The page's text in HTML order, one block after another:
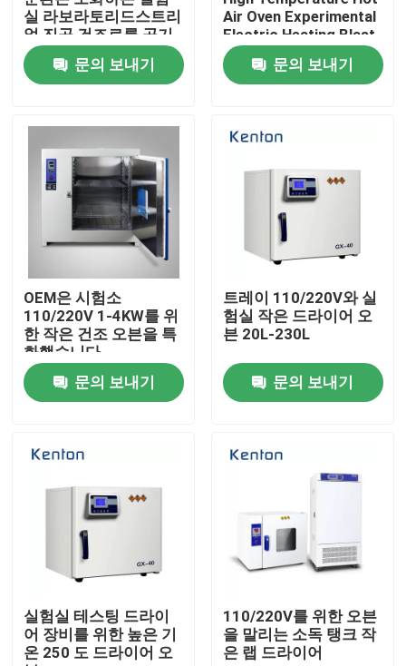
회사 소개
제품 소개
시험소 드라이어 오븐
항온 배양기
냉각 인큐베이터
내후성 챔버
실 라보라토리드스트리
얼 진공 건조로를 공기
고온을 뜨겁게 합니다
문의 보내기
Air Oven Experimental
Electric Heating Blast
ConstantTemperature
Drying Oven문의 보내기
OEM은 시험소
110/220V 1-4KW를 위
한 작은 건조 오븐을 특
화했습니다
문의 보내기
트레이 110/220V와 실
험실 작은 드라이어 오
븐 20L-230L
문의 보내기
실험실 테스팅 드라이
어 장비를 위한 높은 기
온 250 도 드라이어 오
110/220V를 위한 오븐
을 말리는 소독 탱크 작
은 랩 드라이어